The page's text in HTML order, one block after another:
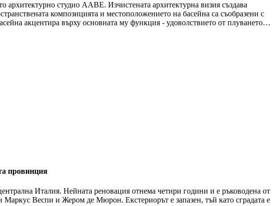
архитектурно студио ААBE. Изчистената архитектурна визия създава
композицията и местоположението на басейна са съобразени с
акцентира върху основната му функция - удоволствието от плуването…
провинция
Италия. Нейната реновация отнема четири години и е ръководена от
Маркус Веспи и Жером де Мюрон. Екстериорът е запазен, тъй като сградата е